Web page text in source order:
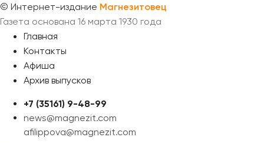
© Интернет-издание Магнезитовец
Газета основана 16 марта 1930 года
Главная
Контакты
Афиша
Архив выпусков
+7 (35161) 9-48-99
news@magnezit.com
afilippova@magnezit.com